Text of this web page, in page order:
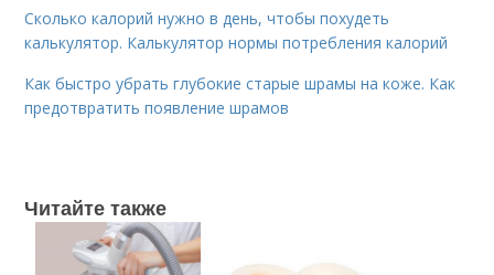
Сколько калорий нужно в день, чтобы похудеть
калькулятор. Калькулятор нормы потребления калорий
Как быстро убрать глубокие старые шрамы на коже. Как
предотвратить появление шрамов
Читайте также